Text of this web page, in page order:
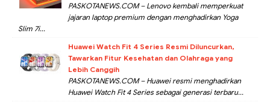
PASKOTANEWS.COM – Lenovo kembali memperkuat
jajaran laptop premium dengan menghadirkan Yoga
Slim 7i...
Huawei Watch Fit 4 Series Resmi Diluncurkan,
Tawarkan Fitur Kesehatan dan Olahraga yang
Lebih Canggih
PASKOTANEWS.COM – Huawei resmi menghadirkan
Huawei Watch Fit 4 Series sebagai generasi terbaru...